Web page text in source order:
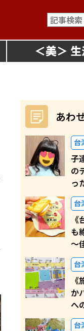
＜美＞
あわ
台
子
の
っ
台
も
～
台
か
へ
台